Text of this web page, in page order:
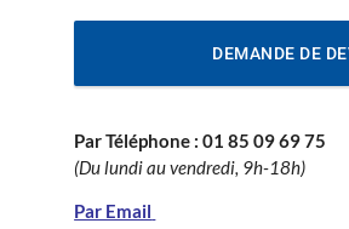
DEMANDE DE
Par Téléphone : 01 85 09 69 75
(Du lundi au vendredi, 9h-18h)
Par Email